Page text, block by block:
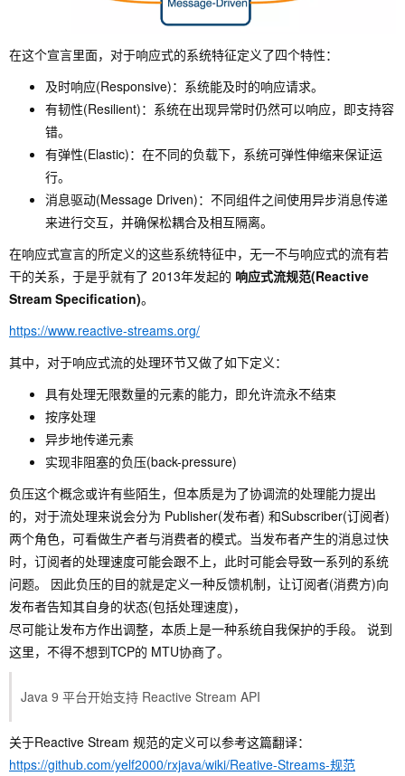
在这个宣言里面，对于响应式的系统特征定义了四个特性：
及时响应(Responsive)：系统能及时的响应请求。
有韧性(Resilient)：系统在出现异常时仍然可以响应，即支持容
错。
有弹性(Elastic)：在不同的负载下，系统可弹性伸缩来保证运
行。
消息驱动(Message Driven)：不同组件之间使用异步消息传递
来进行交互，并确保松耦合及相互隔离。
在响应式宣言的所定义的这些系统特征中，无一不与响应式的流有若
干的关系，于是乎就有了 2013年发起的 响应式流规范(Reactive
Stream Specification)。
https://www.reactive-streams.org/
其中，对于响应式流的处理环节又做了如下定义：
具有处理无限数量的元素的能力，即允许流永不结束
按序处理
异步地传递元素
实现非阻塞的负压(back-pressure)
负压这个概念或许有些陌生，但本质是为了协调流的处理能力提出
的，对于流处理来说会分为 Publisher(发布者) 和Subscriber(订阅者)
两个角色，可看做生产者与消费者的模式。当发布者产生的消息过快
时，订阅者的处理速度可能会跟不上，此时可能会导致一系列的系统
问题。 因此负压的目的就是定义一种反馈机制，让订阅者(消费方)向
发布者告知其自身的状态(包括处理速度)，
尽可能让发布方作出调整，本质上是一种系统自我保护的手段。 说到
这里，不得不想到TCP的 MTU协商了。
Java 9 平台开始支持 Reactive Stream API
关于Reactive Stream 规范的定义可以参考这篇翻译：
https://github.com/yelf2000/rxjava/wiki/Reative-Streams-规范